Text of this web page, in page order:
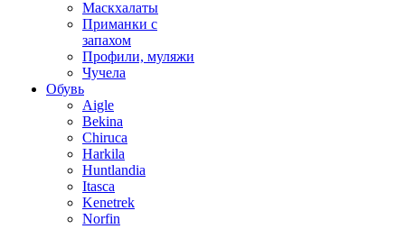
Маскхалаты
Приманки с
запахом
Профили, муляжи
Чучела
Обувь
Aigle
Bekina
Chiruсa
Harkila
Huntlandia
Itasca
Kenetrek
Norfin